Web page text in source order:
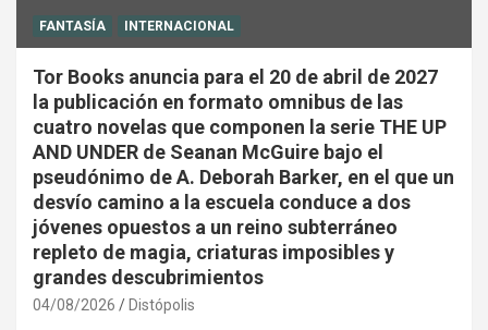
FANTASÍA INTERNACIONAL
Tor Books anuncia para el 20 de abril de 2027
la publicación en formato omnibus de las
cuatro novelas que componen la serie THE UP
AND UNDER de Seanan McGuire bajo el
pseudónimo de A. Deborah Barker, en el que un
desvío camino a la escuela conduce a dos
jóvenes opuestos a un reino subterráneo
repleto de magia, criaturas imposibles y
grandes descubrimientos
04/08/2026 Distópolis